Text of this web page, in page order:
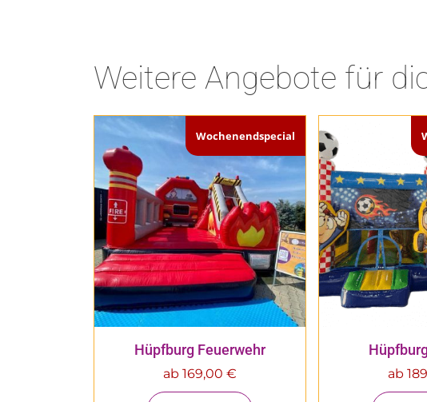
Weitere Angebote für
Wochenendspecial
Hüpfburg Feuerwehr
ab169,00€ ab